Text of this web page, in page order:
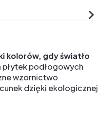
kolorów, gdy światło
płytek podłogowych
wzornictwo
dzięki ekologicznej